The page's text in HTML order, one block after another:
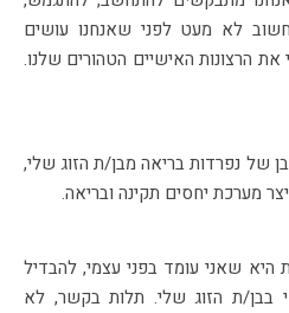
לא מעט לפני שאנחנו עושים
הרצונות האישיים הטהורים שלנו.
של נפרדות בריאה מבן/ת הזוג שלי,
מערכת יחסים תקינה ובריאה.
שאני עומד בפני עצמי, להבדיל
בבן/ת הזוג שלי. תלות בקשר, לא